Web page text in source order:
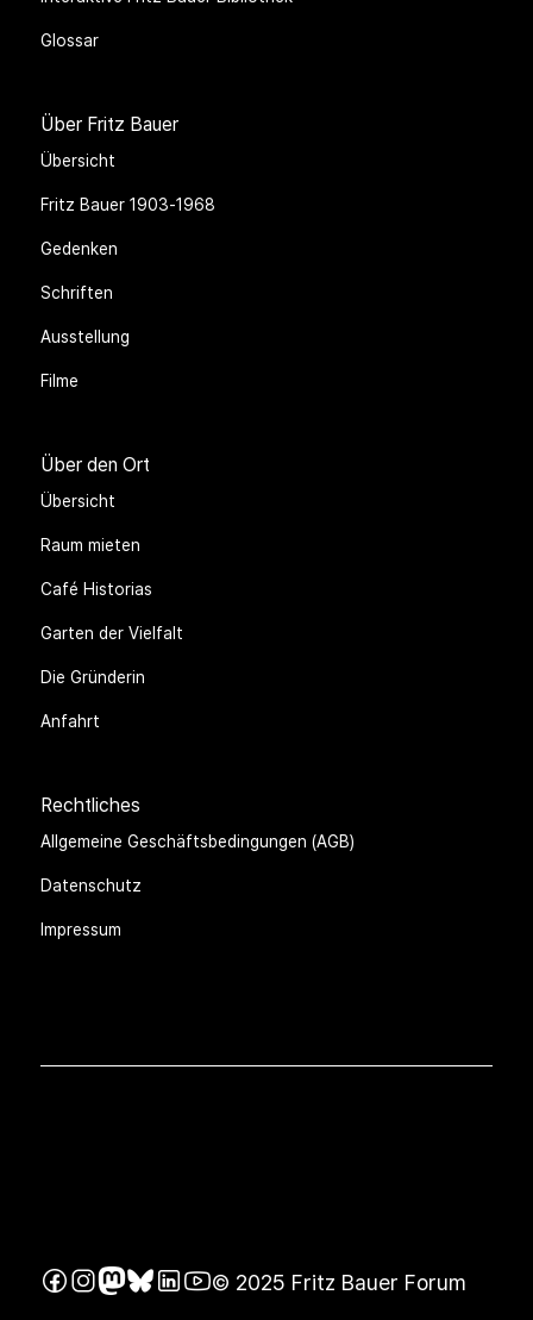
Glossar
Über Fritz Bauer
Übersicht
Fritz Bauer 1903-1968
Gedenken
Schriften
Ausstellung
Filme
Über den Ort
Übersicht
Raum mieten
Café Historias
Garten der Vielfalt
Die Gründerin
Anfahrt
Rechtliches
Allgemeine Geschäftsbedingungen (AGB)
Datenschutz
Impressum
© 2025 Fritz Bauer Forum